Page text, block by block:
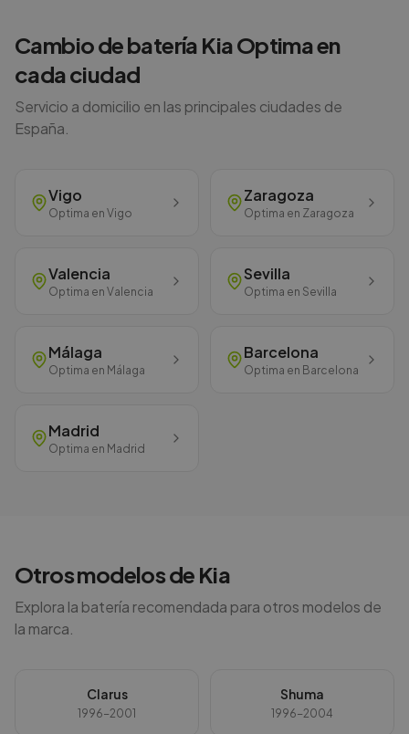
Cambio de batería KiaOptimaen
cada ciudad
Servicio a domicilio en las principales ciudades de
España.
Vigo
Optima en Vigo
Zaragoza
Optima en Zaragoza
Valencia
Optima en Valencia
Sevilla
Optima en Sevilla
Málaga
Optima en Málaga
Barcelona
Optima en Barcelona
Madrid
Optima en Madrid
Otros modelos de Kia
Explora la batería recomendada para otros modelos de
la marca.
Clarus
1996-2001
Shuma
1996-2004